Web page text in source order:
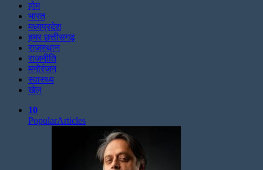
होम
भारत
मध्यप्रदेश
हमर छत्तीसगढ़
राजस्थान
राजनीति
मनोरंजन
स्वास्थ्य
खेल
10
PopularArticles